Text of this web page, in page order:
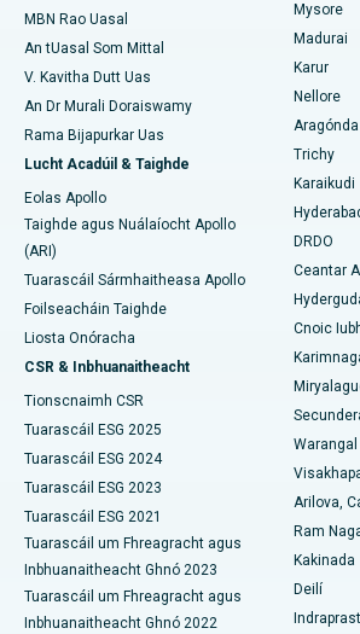
Aimsigh Síceolaí
Aimsigh Máinlia Ginearálta
An tOspidéal is Fearr in Aonad-15,
An tOspidéal is Fearr i Seepat Road,
An tOspidéal is Fearr in Ellisbridge,
An tOspidéal is Fearr i Nua-Deilí
An tOspidéal is Fearr i DRDO, Hyderabad
An tOspidéal is Fearr i GS Road, Guwahati
An tOspidéal is Fearr i Hyderguda,
An tOspidéal is Fearr i Vijay Nagar, Indore
An tOspidéal is Fearr i Suryaraopeta Main
An tOspidéal is Fearr i gCanáil Chiorclach
An tOspidéal is Fearr i CBD Belapur, Navi
An tOspidéal is Fearr i Panchavati, Nashik
An tOspidéal is Fearr i Secunderabad,
Embolization Artaire útarach
Cystectomy ovarian
Máinliacht Ailse Cíche
Brachteiripe
colonoscopy
Polypectomy
Spreagadh Deep Brain
Scagdhealú peritoneal
Bithóipse Duán
Parathyroidectomy
Athsholáthar Glún Iomlán Ceirmeach
ERCP
MBN Rao Uasal
An tUasal Som Mittal
V. Kavitha Dutt Uas
An Dr Murali Doraiswamy
Rama Bijapurkar Uas
Lucht Acadúil & Taighde
Eolas Apollo
Taighde agus Nuálaíocht Apollo
(ARI)
Tuarascáil Sármhaitheasa Apollo
Foilseacháin Taighde
Liosta Onóracha
CSR & Inbhuanaitheacht
Tionscnaimh CSR
Tuarascáil ESG 2025
Tuarascáil ESG 2024
Tuarascáil ESG 2023
Tuarascáil ESG 2021
Tuarascáil um Fhreagracht agus
Inbhuanaitheacht Ghnó 2023
Tuarascáil um Fhreagracht agus
Inbhuanaitheacht Ghnó 2022
Mysore
Madurai
Karur
Nellore
Aragónda
Trichy
Karaikudi
DRDO
Ceantar
Cnoic
Warangal
Arilova,
Ram
Kakinada
Deilí